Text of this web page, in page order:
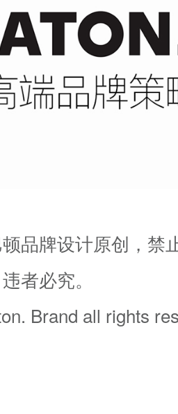
品牌设计原创，禁
者必究。
Brand all rights